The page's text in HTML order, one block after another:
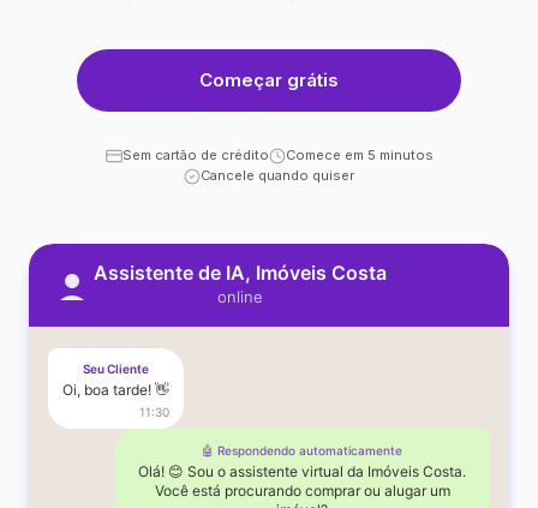
Começar grátis
Sem cartão de crédito
Comece em 5 minutos
Cancele quando quiser
Assistente de IA, Imóveis Costa
online
Seu Cliente
Oi, boa tarde! 👋
11:30
🤖 Respondendo automaticamente
Olá! 😊 Sou o assistente virtual da Imóveis Costa.
Você está procurando comprar ou alugar um